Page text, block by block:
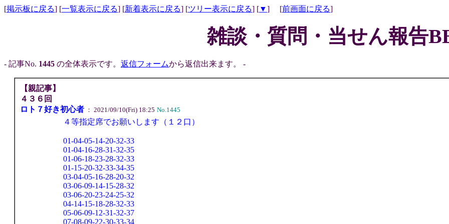
[掲示板に戻る] [一覧表示に戻る] [新着表示に戻る] [ツリー表示に戻る] [▼] [前画面に戻る]
雑談・質問・当せん報告
- 記事No. 1445 の全体表示です。 返信フォームから返信出来ます。 -
【親記事】
４３６回
ロト７好き初心者 ： 2021/09/10(Fri) 18:25 No.1445
４等指定席でお願いします（１２口）
01-04-05-14-20-32-33
01-04-16-28-31-32-35
01-06-18-23-28-32-33
01-15-20-32-33-34-35
03-04-05-16-28-20-32
03-06-09-14-15-28-32
03-06-20-23-24-25-32
04-14-15-18-28-32-33
05-06-09-12-31-32-37
07-08-09-22-30-33-34